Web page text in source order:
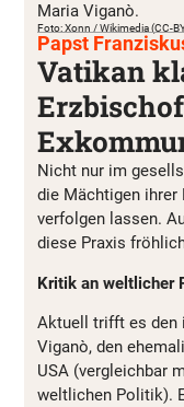
Maria Viganò.
Foto: Xonn / Wikimedia (CC-
Papst
Vatikan
Nicht nur im
die Mächtigen ihrer
verfolgen lassen.
diese Praxis
Kritik an weltlicher
Aktuell trifft es den
Viganò, den
USA (vergleichbar
weltlichen Politik).